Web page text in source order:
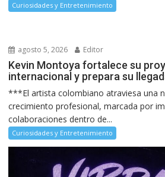
Curiosidades y Entretenimiento
agosto 5, 2026 Editor
Kevin Montoya fortalece su
internacional y prepara su
***El artista colombiano atraviesa una
crecimiento profesional, marcada por
colaboraciones dentro de...
Curiosidades y Entretenimiento